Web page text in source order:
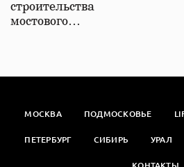
строительства
мостового…
МОСКВА ПОДМОСКОВЬЕ
ПЕТЕРБУРГ СИБИРЬ УРАЛ